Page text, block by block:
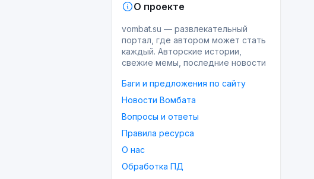
О проекте
vombat.su — развлекательный
портал, где автором может стать
каждый. Авторские истории,
свежие мемы, последние новости
Баги и предложения по сайту
Новости Вомбата
Вопросы и ответы
Правила ресурса
О нас
Обработка ПД